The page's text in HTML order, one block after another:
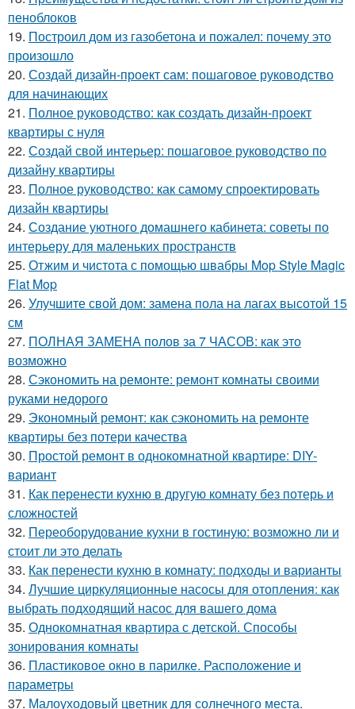
пеноблоков
19. Построил дом из газобетона и пожалел: почему это
произошло
20. Создай дизайн-проект сам: пошаговое руководство
для начинающих
21. Полное руководство: как создать дизайн-проект
квартиры с нуля
22. Создай свой интерьер: пошаговое руководство по
дизайну квартиры
23. Полное руководство: как самому спроектировать
дизайн квартиры
24. Создание уютного домашнего кабинета: советы по
интерьеру для маленьких пространств
25. Отжим и чистота с помощью швабры Mop Style Magic
Flat Mop
26. Улучшите свой дом: замена пола на лагах высотой 15
см
27. ПОЛНАЯ ЗАМЕНА полов за 7 ЧАСОВ: как это
возможно
28. Сэкономить на ремонте: ремонт комнаты своими
руками недорого
29. Экономный ремонт: как сэкономить на ремонте
квартиры без потери качества
30. Простой ремонт в однокомнатной квартире: DIY-
вариант
31. Как перенести кухню в другую комнату без потерь и
сложностей
32. Переоборудование кухни в гостиную: возможно ли и
стоит ли это делать
33. Как перенести кухню в комнату: подходы и варианты
34. Лучшие циркуляционные насосы для отопления: как
выбрать подходящий насос для вашего дома
35. Однокомнатная квартира с детской. Способы
зонирования комнаты
36. Пластиковое окно в парилке. Расположение и
параметры
37. Малоуходовый цветник для солнечного места.